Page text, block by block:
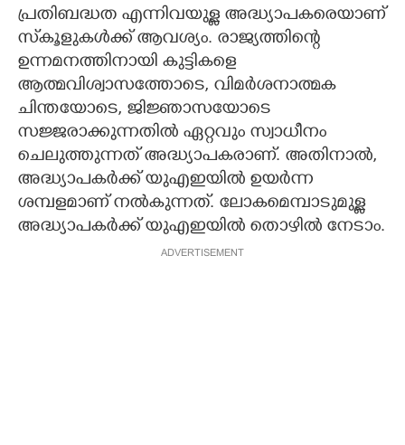
പ്രതിബദ്ധത എന്നിവയുള്ള അദ്ധ്യാപകരെയാണ്
സ്‌കൂളുകൾക്ക് ആവശ്യം. രാജ്യത്തിന്റെ
ഉന്നമനത്തിനായി കുട്ടികളെ
ആത്മവിശ്വാസത്തോടെ, വിമർശനാത്മക
ചിന്തയോടെ, ജിജ്ഞാസയോടെ
സജ്ജരാക്കുന്നതിൽ ഏറ്റവും സ്വാധീനം
ചെലുത്തുന്നത് അദ്ധ്യാപകരാണ്. അതിനാൽ,
അദ്ധ്യാപകർക്ക് യുഎഇയിൽ ഉയർന്ന
ശമ്പളമാണ് നൽകുന്നത്. ലോകമെമ്പാടുമുള്ള
അദ്ധ്യാപകർക്ക് യുഎഇയിൽ തൊഴിൽ നേടാം.
ADVERTISEMENT